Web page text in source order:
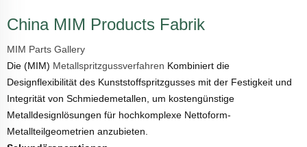
China MIM Products Fabrik
MIM Parts Gallery
Die (MIM) Metallspritzgussverfahren Kombiniert die
Designflexibilität des Kunststoffspritzgusses mit der Festigkeit und
Integrität von Schmiedemetallen, um kostengünstige
Metalldesignlösungen für hochkomplexe Nettoform-
Metallteilgeometrien anzubieten.